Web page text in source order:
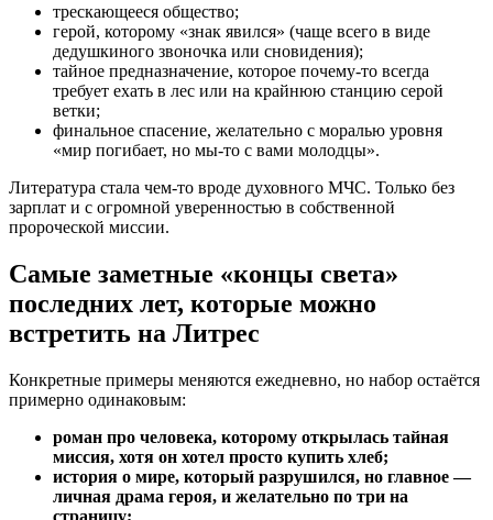
трескающееся общество;
герой, которому «знак явился» (чаще всего в виде
дедушкиного звоночка или сновидения);
тайное предназначение, которое почему-то всегда
требует ехать в лес или на крайнюю станцию серой
ветки;
финальное спасение, желательно с моралью уровня
«мир погибает, но мы-то с вами молодцы».
Литература стала чем-то вроде духовного МЧС. Только без
зарплат и с огромной уверенностью в собственной
пророческой миссии.
Самые заметные «концы света»
последних лет, которые можно
встретить на Литрес
Конкретные примеры меняются ежедневно, но набор остаётся
примерно одинаковым:
роман про человека, которому открылась тайная
миссия, хотя он хотел просто купить хлеб;
история о мире, который разрушился, но главное —
личная драма героя, и желательно по три на
страницу;